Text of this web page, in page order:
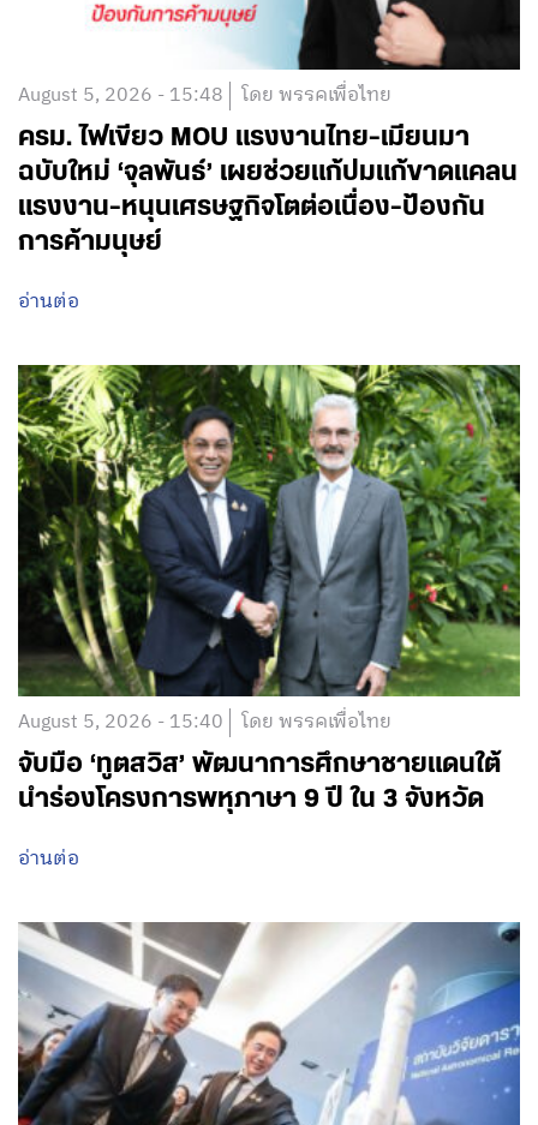
August 5, 2026 - 15:48 โดย พรรคเพื่อไทย
ครม. ไฟเขียว MOU แรงงานไทย-เมียนมา
ฉบับใหม่ ‘จุลพันธ์’ เผยช่วยแก้ปมแก้ขาดแคลน
แรงงาน-หนุนเศรษฐกิจโตต่อเนื่อง-ป้องกัน
การค้ามนุษย์
อ่านต่อ
August 5, 2026 - 15:40 โดย พรรคเพื่อไทย
จับมือ ‘ทูตสวิส’ พัฒนาการศึกษาชายแดนใต้
นำร่องโครงการพหุภาษา 9 ปี ใน 3 จังหวัด
อ่านต่อ